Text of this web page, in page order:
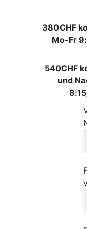
380CHF
Mo-Fr
540CHF
und